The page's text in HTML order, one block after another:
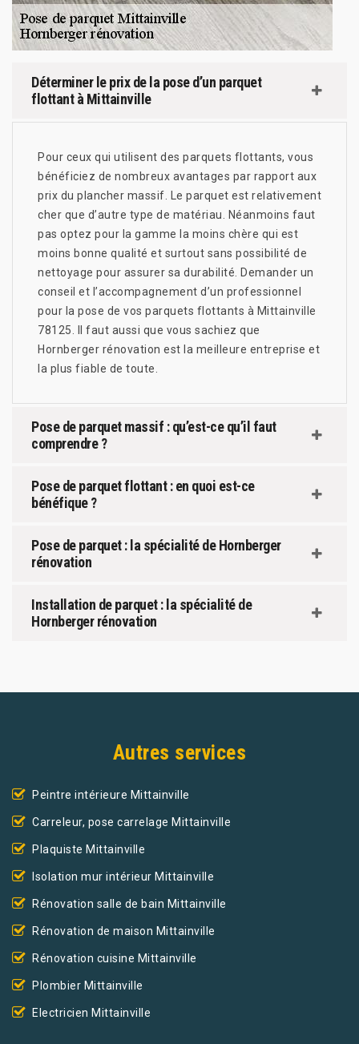
Déterminer le prix de la pose d’un parquet
flottant à Mittainville
Pour ceux qui utilisent des parquets flottants, vous
bénéficiez de nombreux avantages par rapport aux
prix du plancher massif. Le parquet est relativement
cher que d’autre type de matériau. Néanmoins faut
pas optez pour la gamme la moins chère qui est
moins bonne qualité et surtout sans possibilité de
nettoyage pour assurer sa durabilité. Demander un
conseil et l’accompagnement d’un professionnel
pour la pose de vos parquets flottants à Mittainville
78125. Il faut aussi que vous sachiez que
Hornberger rénovation est la meilleure entreprise et
la plus fiable de toute.
Pose de parquet massif : qu’est-ce qu’il faut
comprendre ?
Pose de parquet flottant : en quoi est-ce
bénéfique ?
Pose de parquet : la spécialité de Hornberger
rénovation
Installation de parquet : la spécialité de
Hornberger rénovation
Autres services
Peintre intérieure Mittainville
Carreleur, pose carrelage Mittainville
Plaquiste Mittainville
Isolation mur intérieur Mittainville
Rénovation salle de bain Mittainville
Rénovation de maison Mittainville
Rénovation cuisine Mittainville
Plombier Mittainville
Electricien Mittainville